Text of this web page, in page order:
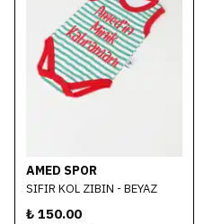
AMED SPOR
SIFIR KOL ZIBIN - BEYAZ
₺ 150.00